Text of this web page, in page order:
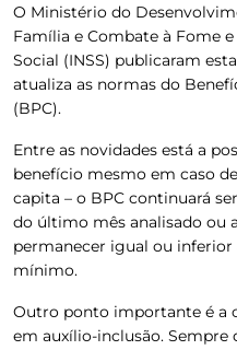
O Ministério do
Família e Combate à Fome
Social (INSS) publicaram
atualiza as normas do
(BPC).
Entre as novidades está a
benefício mesmo em caso
capita – o BPC continuará
do último mês analisado ou
permanecer igual ou
mínimo.
Outro ponto importante é a
em auxílio-inclusão. Sempre